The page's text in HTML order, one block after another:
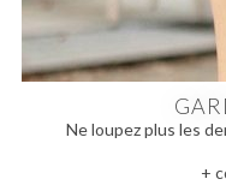
Ne loupez plus les
+